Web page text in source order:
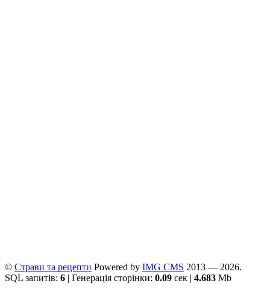
© Страви та рецепти Powered by ІMG CMS 2013 — 2026.
SQL запитів: 6 | Генерація сторінки: 0.09 сек | 4.683 Mb